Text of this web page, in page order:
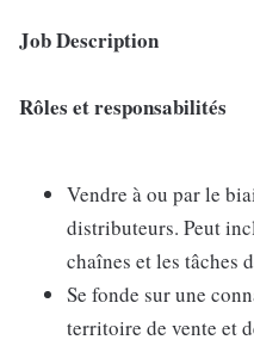
Job Description
Rôles et responsabilités
Vendre à ou par le
distributeurs. Peut
chaînes et les tâches
Se fonde sur une
territoire de vente et